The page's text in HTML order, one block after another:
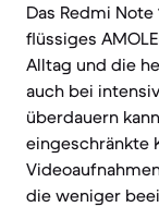
Das Redmi
flüssiges
Alltag und die
auch bei
überdauern
eingeschränkte
die weniger